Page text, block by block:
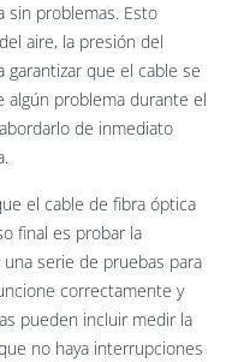
sin problemas. Esto
aire, la presión del
garantizar que el cable se
algún problema durante el
de inmediato
el cable de fibra óptica
final es probar la
serie de pruebas para
correctamente y
pueden incluir medir la
no haya interrupciones